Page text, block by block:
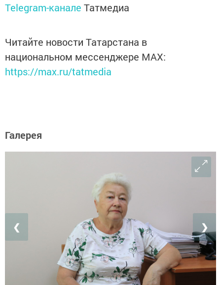
Telegram-канале Татмедиа
Читайте новости Татарстана в
национальном мессенджере MАХ:
https://max.ru/tatmedia
Галерея
❮ ❯